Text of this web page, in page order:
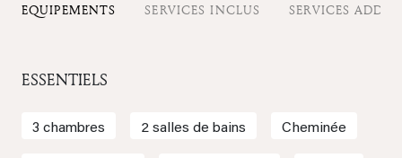
EQUIPEMENTS SERVICES INCLUS SERVICES
ESSENTIELS
3 chambres 2 salles de bains Cheminée